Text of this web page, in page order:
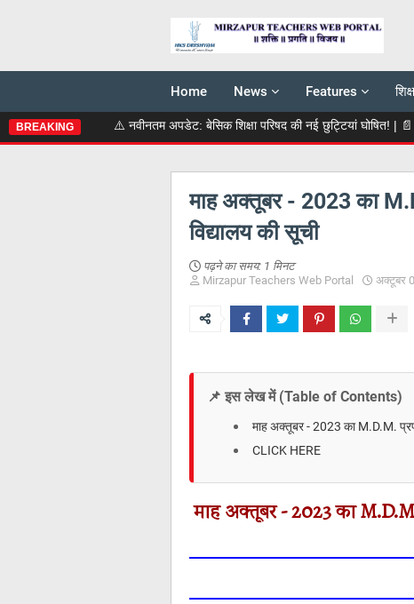
Home News Features
BREAKING⚠️ नवीनतम अपडेट: बेसिक शिक्षा परिषद की नई छुट्टियां घोषित! | 📄 69000
माह अक्‍तूबर - 2023 का
विद्यालय की सूची
पढ़ने का समय: 1 मिनट
Mirzapur Teachers Web Portal
अक्टूबर
📌 इस लेख में (Table of Contents)
माह अक्‍तूबर - 2023 का M.D.M.
CLICK HERE
माह अक्‍तूबर - 2023 का